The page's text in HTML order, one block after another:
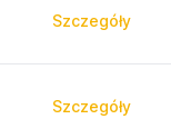
Szczegóły
Szczegóły